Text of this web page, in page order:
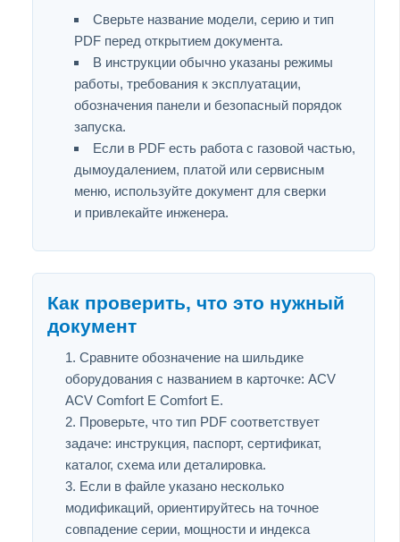
Сверьте название модели, серию и тип
PDF перед открытием документа.
В инструкции обычно указаны режимы
работы, требования к эксплуатации,
обозначения панели и безопасный порядок
запуска.
Если в PDF есть работа с газовой частью,
дымоудалением, платой или сервисным
меню, используйте документ для сверки
и привлекайте инженера.
Как проверить, что это нужный
документ
Сравните обозначение на шильдике
оборудования с названием в карточке: ACV
ACV Comfort E Comfort E.
Проверьте, что тип PDF соответствует
задаче: инструкция, паспорт, сертификат,
каталог, схема или деталировка.
Если в файле указано несколько
модификаций, ориентируйтесь на точное
совпадение серии, мощности и индекса